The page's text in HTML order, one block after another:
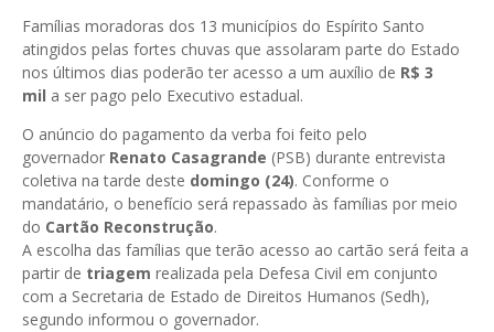
Famílias moradoras dos 13 municípios do Espírito Santo
atingidos pelas fortes chuvas que assolaram parte do Estado
nos últimos dias poderão ter acesso a um auxílio de R$ 3
mil a ser pago pelo Executivo estadual.
O anúncio do pagamento da verba foi feito pelo
governador Renato Casagrande (PSB) durante entrevista
coletiva na tarde deste domingo (24). Conforme o
mandatário, o benefício será repassado às famílias por meio
do Cartão Reconstrução.
A escolha das famílias que terão acesso ao cartão será feita a
partir de triagem realizada pela Defesa Civil em conjunto
com a Secretaria de Estado de Direitos Humanos (Sedh),
segundo informou o governador.